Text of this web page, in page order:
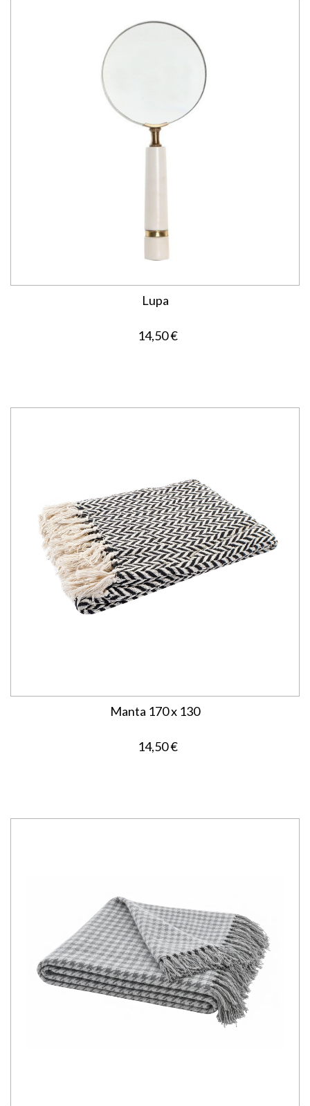
Lupa
14,50 €
Manta 170 x 130
14,50 €